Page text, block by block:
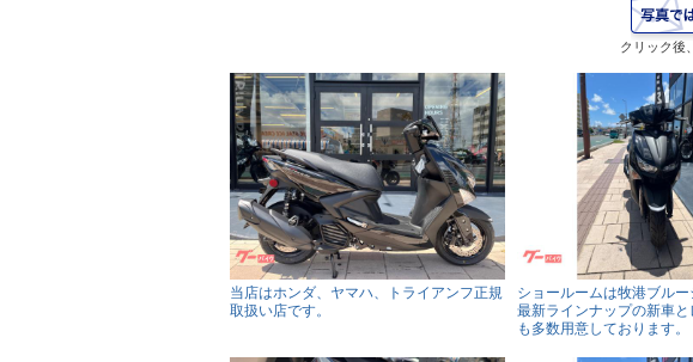
クリック後
当店はホンダ、ヤマハ、トライアンフ正規
取扱い店です。
ショールームは牧港ブルー
最新ラインナップの新車と
も多数用意しております。